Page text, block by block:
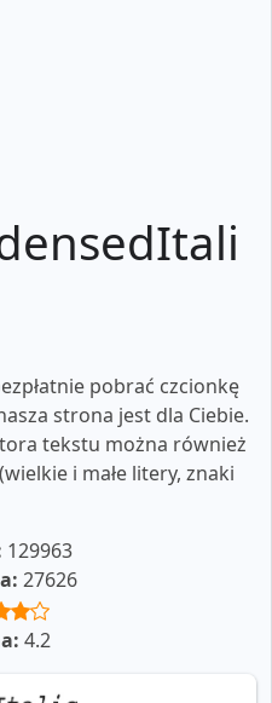
pobrać czcionkę
strona jest dla Ciebie.
tekstu można również
i małe litery, znaki
129963
27626
4.2